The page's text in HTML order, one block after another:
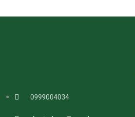
0999004034